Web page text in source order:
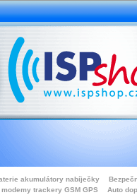
akumulátory nabíječky
trackery GSM GPS
Auto